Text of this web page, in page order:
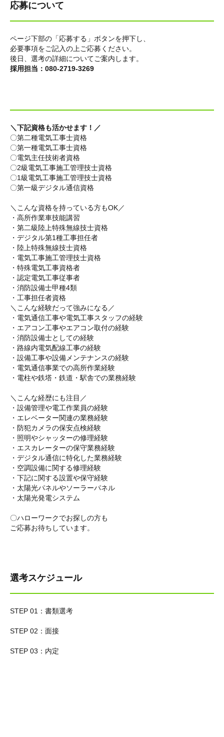
応募について
ページ下部の「応募する」ボタンを押下し、
必要事項をご記入の上ご応募ください。
後日、選考の詳細についてご案内します。
採用担当：080-2719-3269
＼下記資格も活かせます！／
〇第二種電気工事士資格
〇第一種電気工事士資格
〇電気主任技術者資格
〇2級電気工事施工管理技士資格
〇1級電気工事施工管理技士資格
〇第一級デジタル通信資格
＼こんな資格を持っている方もOK／
・高所作業車技能講習
・第二級陸上特殊無線技士資格
・デジタル第1種工事担任者
・陸上特殊無線技士資格
・電気工事施工管理技士資格
・特殊電気工事資格者
・認定電気工事従事者
・消防設備士甲種4類
・工事担任者資格
＼こんな経験だって強みになる／
・電気通信工事や電気工事スタッフの経験
・エアコン工事やエアコン取付の経験
・消防設備士としての経験
・路線内電気配線工事の経験
・設備工事や設備メンテナンスの経験
・電気通信事業での高所作業経験
・電柱や鉄塔・鉄道・駅舎での業務経験
＼こんな経歴にも注目／
・設備管理や電工作業員の経験
・エレベーター関連の業務経験
・防犯カメラの保安点検経験
・照明やシャッターの修理経験
・エスカレーターの保守業務経験
・デジタル通信に特化した業務経験
・空調設備に関する修理経験
・下記に関する設置や保守経験
・太陽光パネルやソーラーパネル
・太陽光発電システム
〇ハローワークでお探しの方も
ご応募お待ちしています。
選考スケジュール
STEP 01：書類選考
STEP 02：面接
STEP 03：内定